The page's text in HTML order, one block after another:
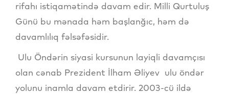
rifahı istiqamətində davam edir. Milli Qurtuluş
Günü bu mənada həm başlanğıc, həm də
davamlılıq fəlsəfəsidir.
Ulu Öndərin siyasi kursunun layiqli davamçısı
olan cənab Prezident İlham Əliyev ulu öndər
yolunu inamla davam etdirir. 2003-cü ildə